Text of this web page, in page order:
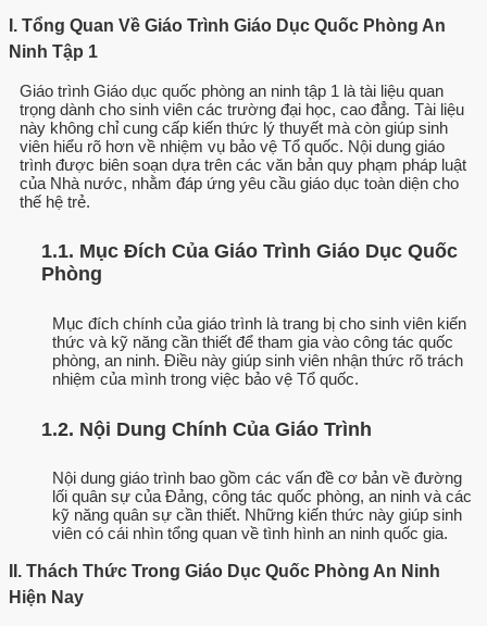
I. Tổng Quan Về Giáo Trình Giáo Dục Quốc Phòng An
Ninh Tập 1
Giáo trình Giáo dục quốc phòng an ninh tập 1 là tài liệu quan
trọng dành cho sinh viên các trường đại học, cao đẳng. Tài liệu
này không chỉ cung cấp kiến thức lý thuyết mà còn giúp sinh
viên hiểu rõ hơn về nhiệm vụ bảo vệ Tổ quốc. Nội dung giáo
trình được biên soạn dựa trên các văn bản quy phạm pháp luật
của Nhà nước, nhằm đáp ứng yêu cầu giáo dục toàn diện cho
thế hệ trẻ.
1.1. Mục Đích Của Giáo Trình Giáo Dục Quốc
Phòng
Mục đích chính của giáo trình là trang bị cho sinh viên kiến
thức và kỹ năng cần thiết để tham gia vào công tác quốc
phòng, an ninh. Điều này giúp sinh viên nhận thức rõ trách
nhiệm của mình trong việc bảo vệ Tổ quốc.
1.2. Nội Dung Chính Của Giáo Trình
Nội dung giáo trình bao gồm các vấn đề cơ bản về đường
lối quân sự của Đảng, công tác quốc phòng, an ninh và các
kỹ năng quân sự cần thiết. Những kiến thức này giúp sinh
viên có cái nhìn tổng quan về tình hình an ninh quốc gia.
II. Thách Thức Trong Giáo Dục Quốc Phòng An Ninh
Hiện Nay